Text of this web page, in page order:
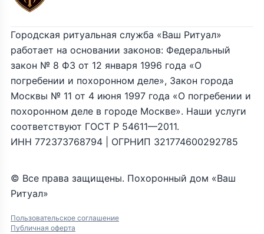
© Все права защищены. Похоронный дом «Ваш
Ритуал»
Пользовательское соглашение
Публичная оферта
Городская ритуальная служба «Ваш Ритуал»
работает на основании законов: Федеральный
закон № 8 ФЗ от 12 января 1996 года «О
погребении и похоронном деле», Закон города
Москвы № 11 от 4 июня 1997 года «О погребении и
похоронном деле в городе Москве». Наши услуги
соответствуют ГОСТ Р 54611—2011.
ИНН 772373768794 | ОГРНИП 321774600292785